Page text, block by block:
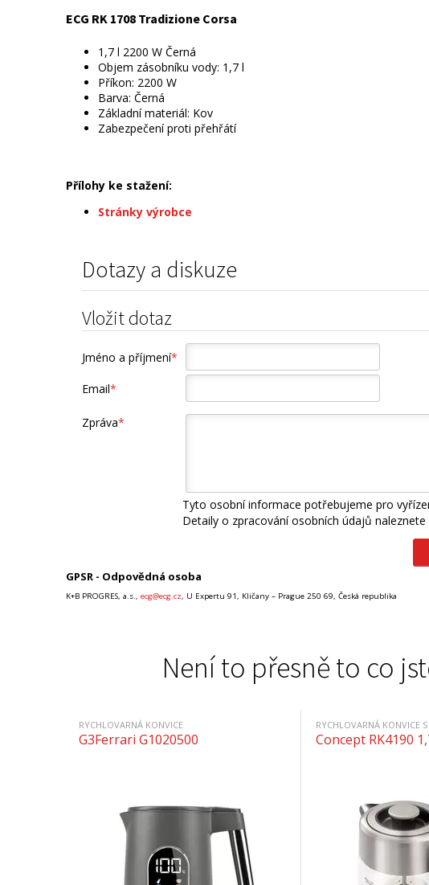
ECG RK 1708 Tradizione Corsa
1,7 l 2200 W Černá
Objem zásobníku vody: 1,7 l
Příkon: 2200 W
Barva: Černá
Základní materiál: Kov
Zabezpečení proti přehřátí
Přílohy ke stažení:
Stránky výrobce
Dotazy a diskuze
Vložit dotaz
Jméno a příjmení*
Email*
Zpráva*
Tyto osobní informace potřebujeme pro
Detaily o zpracování osobních údajů naleznete
GPSR - Odpovědná osoba
K+B PROGRES, a.s., ecg@ecg.cz, U Expertu 91, Kličany – Prague 250 69, Česká republika
Není to přesně to co
RYCHLOVARNÁ KONVICE
G3Ferrari G1020500 Concept RK4190